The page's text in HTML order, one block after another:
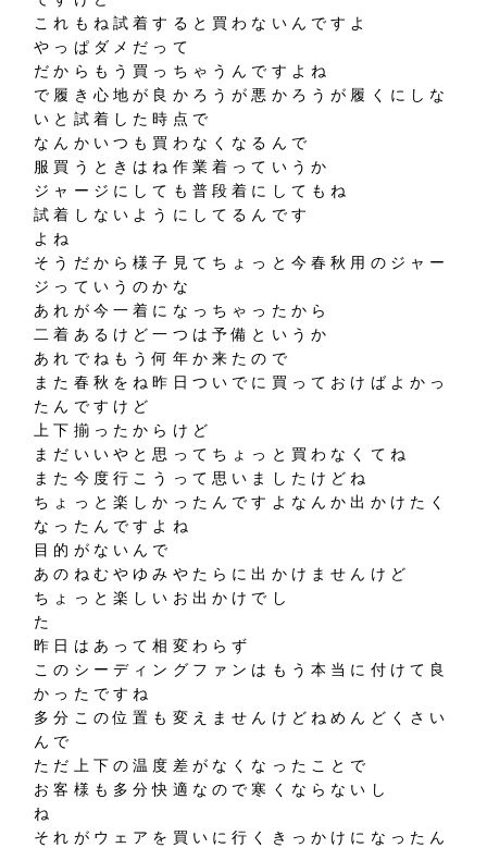
これもね試着すると買わないんですよ
やっぱダメだって
だからもう買っちゃうんですよね
で履き心地が良かろうが悪かろうが履くにしな
いと試着した時点で
なんかいつも買わなくなるんで
服買うときはね作業着っていうか
ジャージにしても普段着にしてもね
試着しないようにしてるんです
よね
そうだから様子見てちょっと今春秋用のジャー
ジっていうのかな
あれが今一着になっちゃったから
二着あるけど一つは予備というか
あれでねもう何年か来たので
また春秋をね昨日ついでに買っておけばよかっ
たんですけど
上下揃ったからけど
まだいいやと思ってちょっと買わなくてね
また今度行こうって思いましたけどね
ちょっと楽しかったんですよなんか出かけたく
なったんですよね
目的がないんで
あのねむやゆみやたらに出かけませんけど
ちょっと楽しいお出かけでし
た
昨日はあって相変わらず
このシーディングファンはもう本当に付けて良
かったですね
多分この位置も変えませんけどねめんどくさい
んで
ただ上下の温度差がなくなったことで
お客様も多分快適なので寒くならないし
ね
それがウェアを買いに行くきっかけになったん